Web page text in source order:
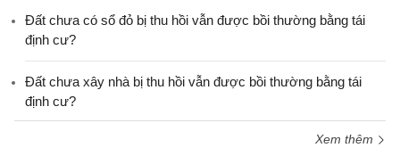
Đất chưa có sổ đỏ bị thu hồi vẫn được bồi thường bằng tái
định cư?
Đất chưa xây nhà bị thu hồi vẫn được bồi thường bằng tái
định cư?
Xem thêm